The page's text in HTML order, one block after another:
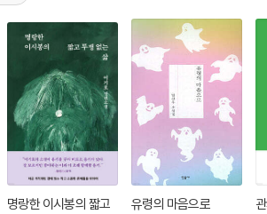
명랑한 이시봉의 짧고
유령의 마음으로